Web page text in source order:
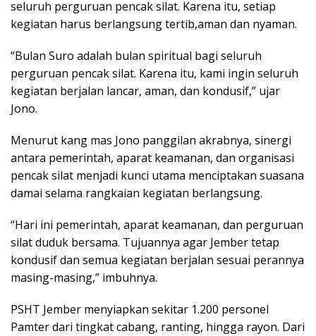
seluruh perguruan pencak silat. Karena itu, setiap
kegiatan harus berlangsung tertib,aman dan nyaman.
“Bulan Suro adalah bulan spiritual bagi seluruh
perguruan pencak silat. Karena itu, kami ingin seluruh
kegiatan berjalan lancar, aman, dan kondusif,” ujar
Jono.
Menurut kang mas Jono panggilan akrabnya, sinergi
antara pemerintah, aparat keamanan, dan organisasi
pencak silat menjadi kunci utama menciptakan suasana
damai selama rangkaian kegiatan berlangsung.
“Hari ini pemerintah, aparat keamanan, dan perguruan
silat duduk bersama. Tujuannya agar Jember tetap
kondusif dan semua kegiatan berjalan sesuai perannya
masing-masing,” imbuhnya.
PSHT Jember menyiapkan sekitar 1.200 personel
Pamter dari tingkat cabang, ranting, hingga rayon. Dari